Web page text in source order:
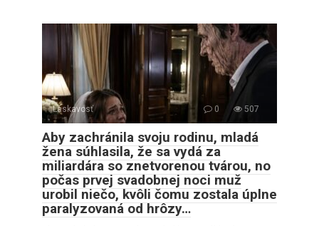
Láskavosť 0 507
Aby zachránila svoju rodinu, mladá
žena súhlasila, že sa vydá za
miliardára so znetvorenou tvárou, no
počas prvej svadobnej noci muž
urobil niečo, kvôli čomu zostala úplne
paralyzovaná od hrôzy…